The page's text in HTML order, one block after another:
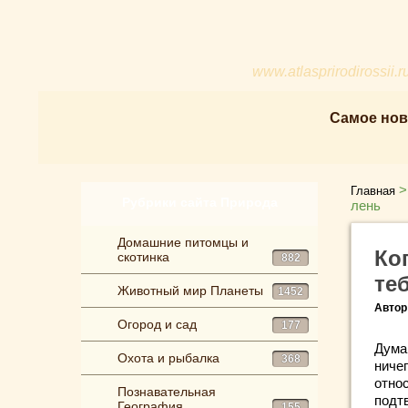
Самое
Домашние питомцы и
скотинка
882
Животный мир Планеты 1452
Огород и сад 177
Охота и рыбалка 368
Познавательная
Главная
лень